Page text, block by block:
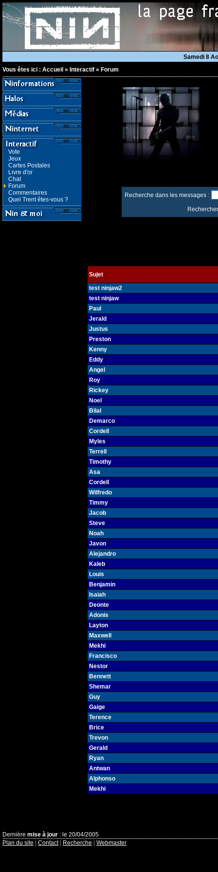
Samedi 8
Vous êtes ici : Accueil » Interactif » Forum
Vote
Jeux
Cartes Postales
Livre d'or
Chat
Forum
Commentaires
Quel Trent êtes-vous ?
Recherche dans les messages :
Sujet
test ninjaw2
test ninjaw
Paul
Jerald
Justus
Preston
Kenny
Eddy
Angel
Roy
Rickey
Noel
Bilal
Demarco
Cordell
Myles
Terrell
Timothy
Asa
Cordell
Wilfredo
Timmy
Jacob
Steve
Noah
Javon
Alejandro
Kaleb
Louis
Benjamin
Isaiah
Deonte
Adonis
Layton
Maxwell
Mekhi
Francisco
Nestor
Bennett
Shemar
Guy
Gaige
Terence
Brice
Trevon
Gerald
Ryan
Antwan
Alphonso
Mekhi
Dernière mise à jour : le 20/04/2005
Plan du site
Contact| Recherche Webmaster